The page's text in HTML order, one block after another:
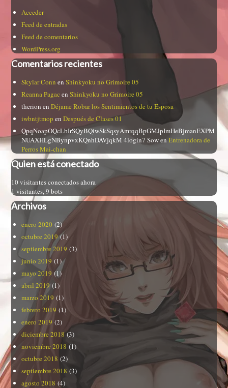
Acceder
Feed de entradas
Feed de comentarios
WordPress.org
Comentarios recientes
Skylar Conn enShinkyoku no Grimoire 05
Reanna Pagac enShinkyoku no Grimoire 05
therion enDéjame Robar los Sentimientos de tu Esposa
iwbntjtmop enDespués de Clases 01
QpqNoapOQcLbIrSQyBQiwSkSqsyAmrqqBpGMJpImHeBjmanEXPM
NUAXHLgNBynpvxKQnhDAVjqkM 4login7 SowenEntrenadora de
Perros Mai-chan
Quien está conectado
10 visitantes conectados ahora
1 visitantes,9 bots
Archivos
enero 2020 (2)
octubre 2019(1)
septiembre 2019 (3)
junio 2019 (1)
mayo 2019 (1)
abril 2019 (1)
marzo 2019 (1)
febrero 2019 (1)
enero 2019 (2)
diciembre 2018(3)
noviembre 2018 (1)
octubre 2018 (2)
septiembre 2018 (3)
agosto 2018 (4)